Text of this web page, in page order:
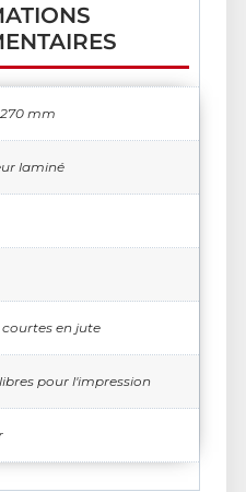
mm
laminé
courtes en jute
pour l'impression